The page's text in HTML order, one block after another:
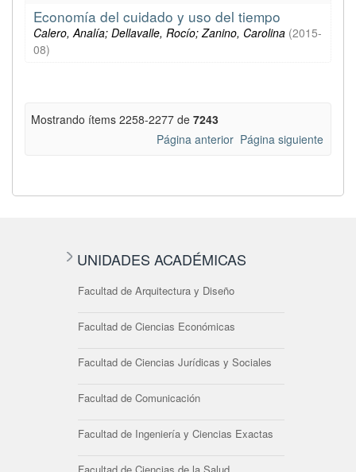
Economía del cuidado y uso del tiempo
Calero, Analía; Dellavalle, Rocío; Zanino, Carolina (2015-
08)
Mostrando ítems 2258-2277 de 7243
Página anterior Página siguiente
UNIDADES ACADÉMICAS
Facultad de Arquitectura y Diseño
Facultad de Ciencias Económicas
Facultad de Ciencias Jurídicas y Sociales
Facultad de Comunicación
Facultad de Ingeniería y Ciencias Exactas